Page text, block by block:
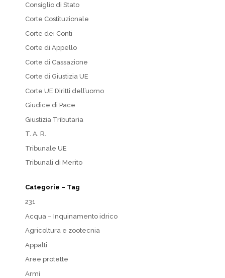
Consiglio di Stato
Corte Costituzionale
Corte dei Conti
Corte di Appello
Corte di Cassazione
Corte di Giustizia UE
Corte UE Diritti dell’uomo
Giudice di Pace
Giustizia Tributaria
T. A. R.
Tribunale UE
Tribunali di Merito
Categorie – Tag
231
Acqua – Inquinamento idrico
Agricoltura e zootecnia
Appalti
Aree protette
Armi